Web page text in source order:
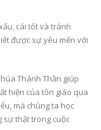
cái tốt và tránh
được sự yêu mến với
Thánh Thần giúp
hiện của tôn giáo qua
mà chúng ta học
sự thật trong cuộc